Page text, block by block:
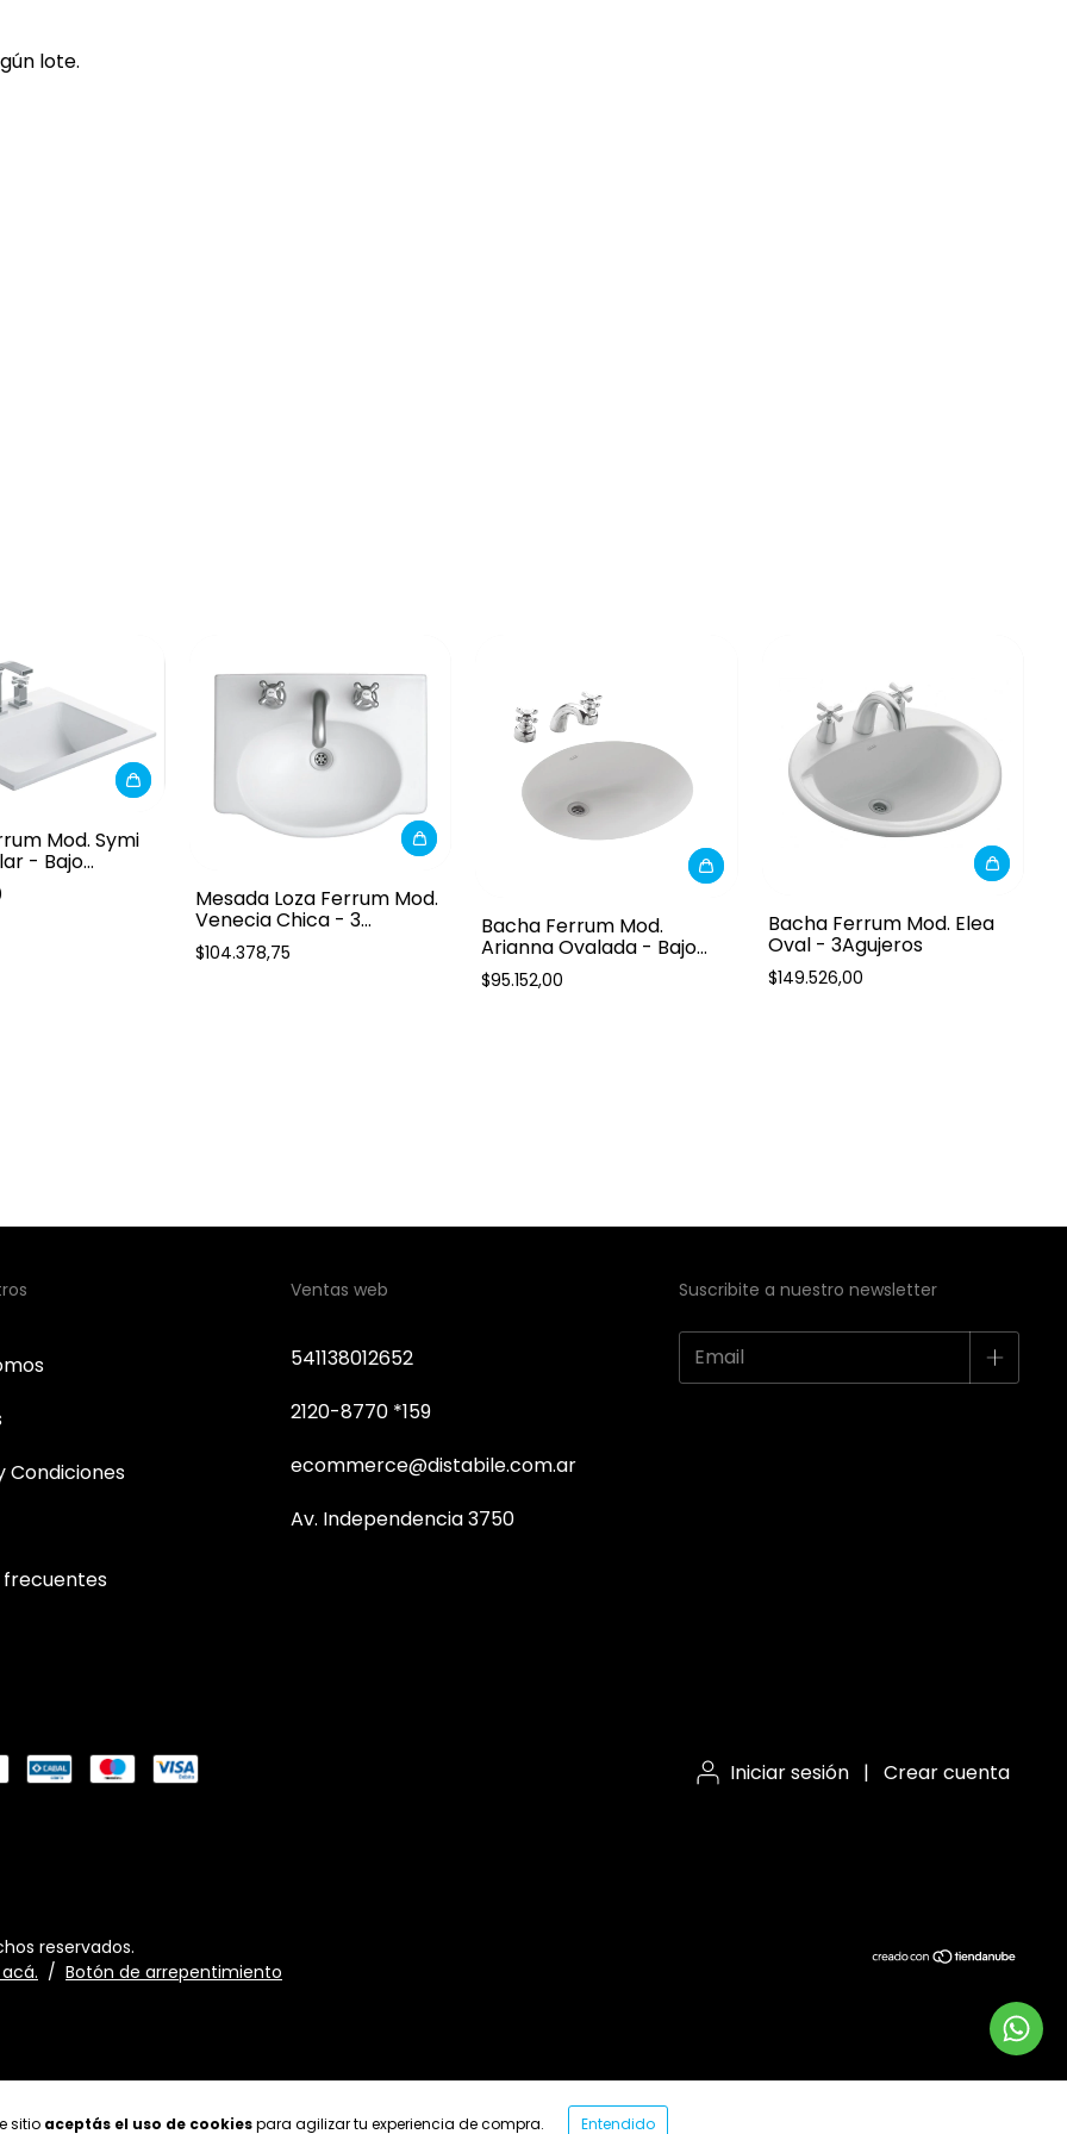
sitio aceptás el uso de cookiespara agilizar tu experiencia de compra. Entendido
lote.
Mod. Symi
- Bajo
Mesada Loza Ferrum Mod.
Venecia Chica - 3
Agujeros
$104.378,75
Bacha Ferrum Mod.
Arianna Ovalada - Bajo
Mesada
$95.152,00
Bacha Ferrum Mod. Elea
Oval - 3Agujeros
$149.526,00
Condiciones
frecuentes
Ventas web
541138012652
2120-8770 *159
ecommerce@distabile.com.ar
Av. Independencia 3750
Suscribite a nuestro newsletter
Iniciar sesión | Crear cuenta
reservados.
/ Botón de arrepentimiento